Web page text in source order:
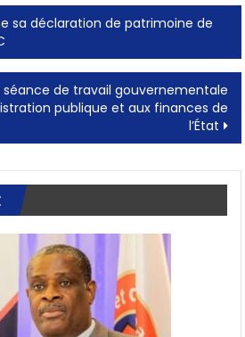
sa déclaration de patrimoine de
de travail gouvernementale
publique et aux finances de
l’État